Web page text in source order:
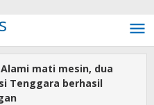
Alami mati mesin, dua
Tenggara berhasil